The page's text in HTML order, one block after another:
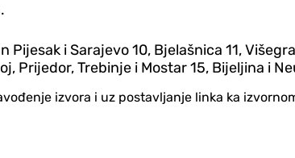
i Sarajevo 10, Bjelašnica 11,
Prijedor, Trebinje i Mostar 15, Bijeljina i
izvora i uz postavljanje linka ka